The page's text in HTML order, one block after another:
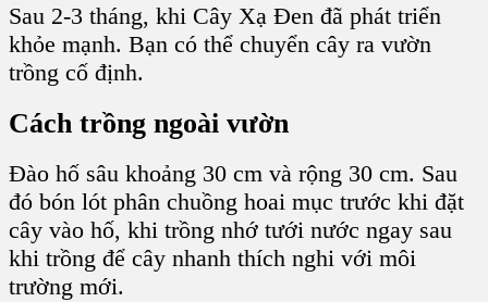
Sau 2-3 tháng, khi Cây Xạ Đen đã phát triển
khỏe mạnh. Bạn có thể chuyển cây ra vườn
trồng cố định.
Cách trồng ngoài vườn
Đào hố sâu khoảng 30 cm và rộng 30 cm. Sau
đó bón lót phân chuồng hoai mục trước khi đặt
cây vào hố, khi trồng nhớ tưới nước ngay sau
khi trồng để cây nhanh thích nghi với môi
trường mới.